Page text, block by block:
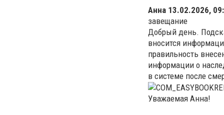
Анна 13.02.2026,
завещание
Добрый день.
вносится
правильность
информации о
в системе после
Уважаемая Анна!